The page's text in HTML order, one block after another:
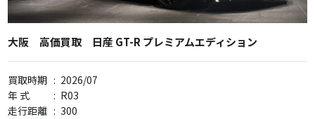
大阪 高価買取 日産 GT-R プレミアムエディション
買取時期 : 2026/07
年 式
: R03
走行距離 : 300